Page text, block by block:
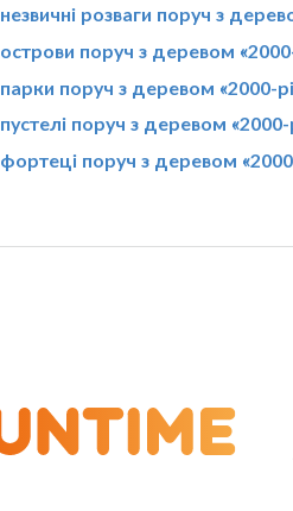
незвичні розваги поруч з
острови поруч з деревом
парки поруч з деревом «2000-
пустелі поруч з деревом «2000-
фортеці поруч з деревом